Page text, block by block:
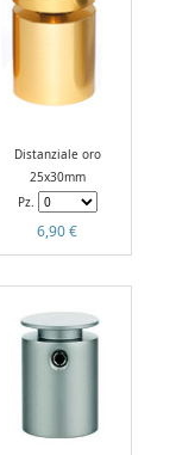
Distanziale oro
25x30mm
Pz.
6,90 €